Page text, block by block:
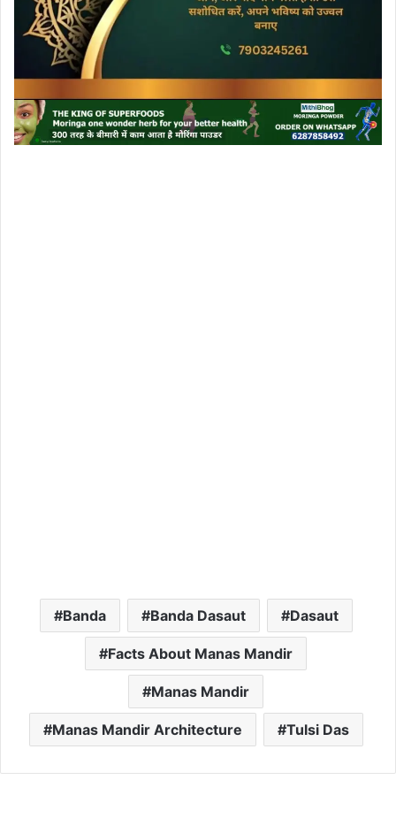
Banda Banda Dasaut Dasaut
Facts About Manas Mandir
Manas Mandir
Manas Mandir Architecture Tulsi Das